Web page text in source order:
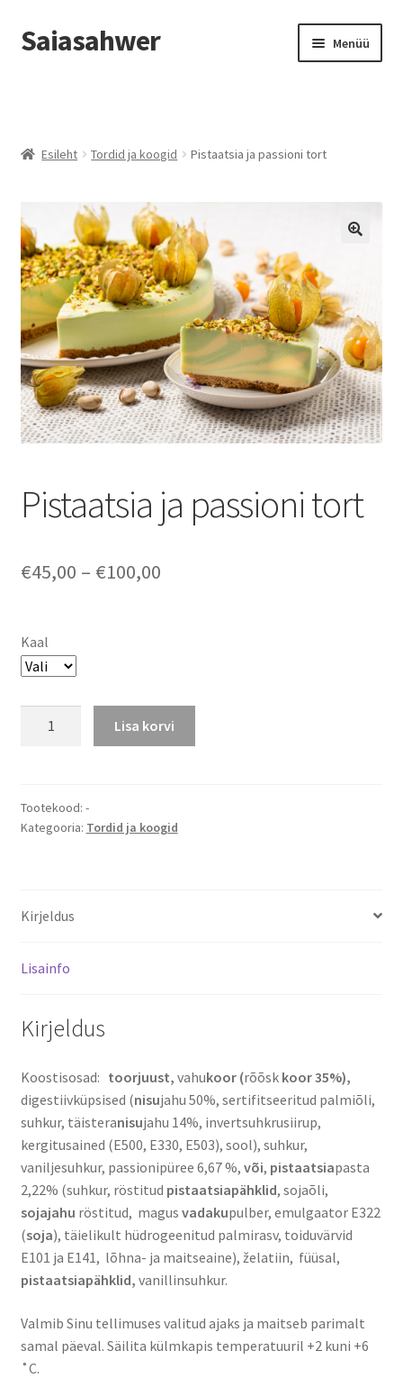
Liigu
navigeerimisele
Liigu
sisu
Saiasahwer Menüü
Esileht Tordid ja koogid Pistaatsia ja passioni tort
Pistaatsia ja passioni tort
€45,00 – €100,00Hinnavahemik:
Kaal
kogus
Lisa korvi
Tootekood: -
Kategooria: Tordid ja koogid
Kirjeldus
Lisainfo
Kirjeldus
Koostisosad: toorjuust, vahukoor (rõõskkoor 35%),
digestiivküpsised (nisujahu 50%, sertifitseeritud palmiõli,
suhkur, täisteranisujahu 14%, invertsuhkrusiirup,
kergitusained (E500, E330, E503), sool), suhkur,
vaniljesuhkur, passionipüree 6,67 %, või, pistaatsiapasta
2,22% (suhkur, röstitud pistaatsiapähklid, sojaõli,
sojajahu röstitud, magus vadakupulber, emulgaator E322
(soja), täielikult hüdrogeenitud palmirasv, toiduvärvid
E101 ja E141, lõhna- ja maitseaine), želatiin, füüsal,
pistaatsiapähklid, vanillinsuhkur.
Valmib Sinu tellimuses valitud ajaks ja maitseb parimalt
samal päeval. Säilita külmkapis temperatuuril +2 kuni +6
˚C.